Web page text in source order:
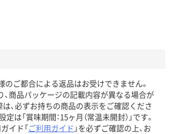
のご都合による返品はお受けできません。
商品パッケージの記載内容が異なる場合が
、必ずお持ちの商品の表示をご確認くださ
は「賞味期間：15ヶ月（常温未開封）」です。
イド「ご利用ガイド 」を必ずご確認の上、お